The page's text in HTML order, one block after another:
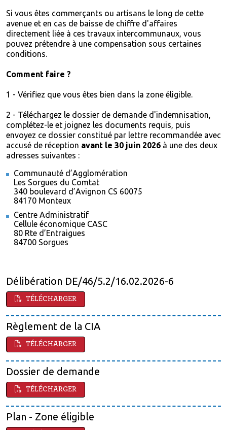
Si vous êtes commerçants ou artisans le long de cette
avenue et en cas de baisse de chiffre d'affaires
directement liée à ces travaux intercommunaux, vous
pouvez prétendre à une compensation sous certaines
conditions.
Comment faire ?
1 - Vérifiez que vous êtes bien dans la zone éligible.
2 - Téléchargez le dossier de demande d'indemnisation,
complétez-le et joignez les documents requis, puis
envoyez ce dossier constitué par lettre recommandée avec
accusé de réception avant le 30 juin 2026 à une des deux
adresses suivantes :
Communauté d’Agglomération
Les Sorgues du Comtat
340 boulevard d’Avignon CS 60075
84170 Monteux
Centre Administratif
Cellule économique CASC
80 Rte d’Entraigues
84700 Sorgues
Délibération DE/46/5.2/16.02.2026-6
TÉLÉCHARGER
Règlement de la CIA
TÉLÉCHARGER
Dossier de demande
TÉLÉCHARGER
Plan - Zone éligible